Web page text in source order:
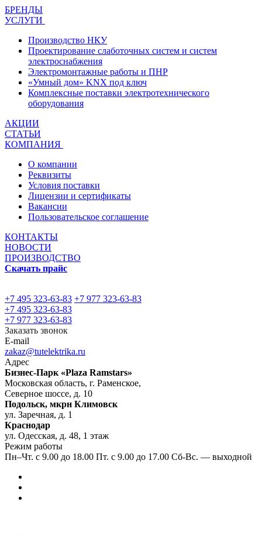
БРЕНДЫ
УСЛУГИ
Производство НКУ
Проектирование слаботочных систем и систем
электроснабжения
Электромонтажные работы и ПНР
«Умный дом» KNX под ключ
Комплексные поставки электротехнического
оборудования
АКЦИИ
СТАТЬИ
КОМПАНИЯ
О компании
Реквизиты
Условия поставки
Лицензии и сертификаты
Вакансии
Пользовательское соглашение
КОНТАКТЫ
НОВОСТИ
ПРОИЗВОДСТВО
Скачать прайс
+7 495 323-63-83 +7 977 323-63-83
+7 495 323-63-83
+7 977 323-63-83
Заказать звонок
E-mail
zakaz@tutelektrika.ru
Адрес
Бизнес-Парк «Plaza Ramstars»
Московская область, г. Раменское,
Северное шоссе, д. 10
Подольск, мкрн Климовск
ул. Заречная, д. 1
Краснодар
ул. Одесская, д. 48, 1 этаж
Режим работы
Пн–Чт. с 9.00 до 18.00 Пт. с 9.00 до 17.00 Сб-Вс. — выходной